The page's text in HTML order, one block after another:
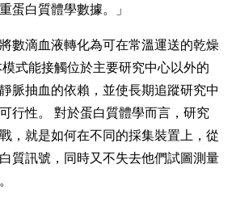
蛋白質體學數據。」
數滴血液轉化為可在常溫運送的乾燥
式能接觸位於主要研究中心以外的
脈抽血的依賴，並使長期追蹤研究中
行性。 對於蛋白質體學而言，研究
，就是如何在不同的採集裝置上，從
質訊號，同時又不失去他們試圖測量